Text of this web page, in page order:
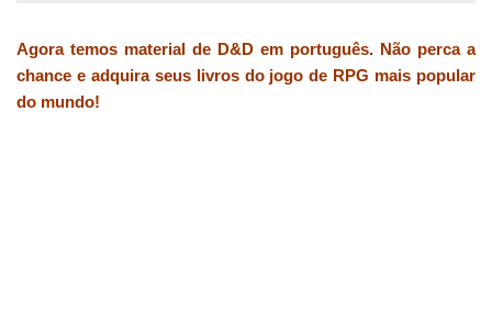
Agora temos material de D&D em português. Não perca a
chance e adquira seus livros do jogo de RPG mais popular
do mundo!